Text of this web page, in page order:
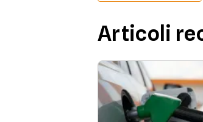
Articoli